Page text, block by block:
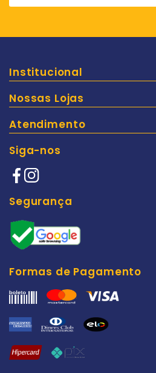
Institucional
Nossas Lojas
Atendimento
Siga-nos
Segurança
Formas de Pagamento